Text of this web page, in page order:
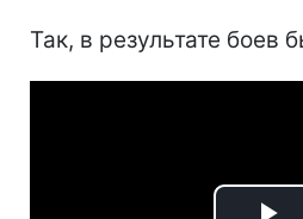
Так, в результате боев